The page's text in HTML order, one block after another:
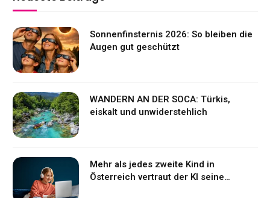
Sonnenfinsternis 2026: So bleiben die
Augen gut geschützt
WANDERN AN DER SOCA: Türkis,
eiskalt und unwiderstehlich
Mehr als jedes zweite Kind in
Österreich vertraut der KI seine